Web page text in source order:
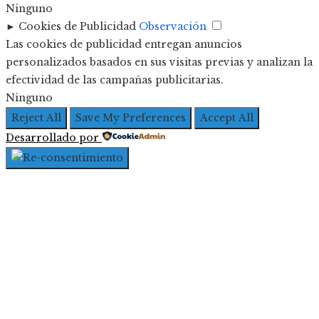
Ninguno
► Cookies de Publicidad Observación
Las cookies de publicidad entregan anuncios
personalizados basados en sus visitas previas y analizan la
efectividad de las campañas publicitarias.
Ninguno
Reject All
Save My Preferences
Accept All
Desarrollado por